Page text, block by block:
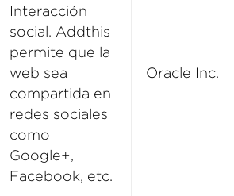
Interacción
social. Addthis
permite que la
web sea
compartida en
redes sociales
como
Google+,
Facebook, etc.
Oracle Inc.